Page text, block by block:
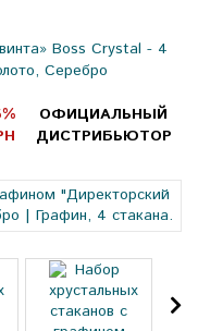
Boss Crystal - 4
Серебро
ОФИЦИАЛЬНЫЙ
ДИСТРИБЬЮТОР